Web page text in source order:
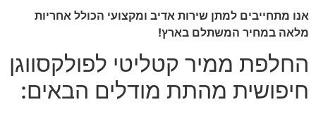
אנו מתחייבים למתן שירות אדיב ומקצועי הכולל אחריות
מלאה במחיר המשתלם בארץ!
החלפת ממיר קטליטי לפולקסווגן
חיפושית מהתת מודלים הבאים: